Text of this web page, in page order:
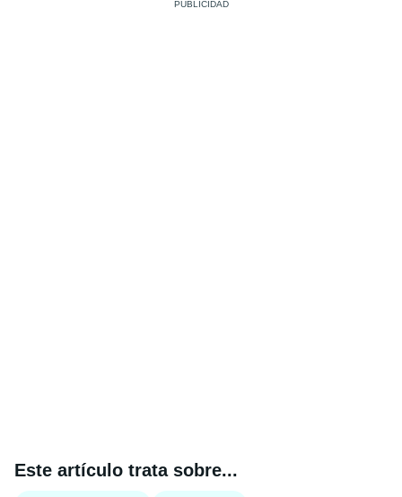
Este artículo trata sobre...